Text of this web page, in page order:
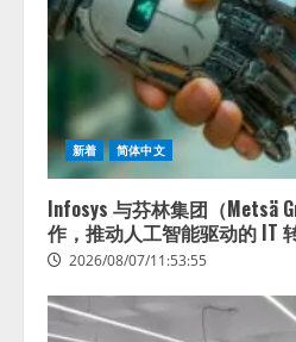
新着 简体中文
Infosys 与芬林集团（Metsä
作，推动人工智能驱动的 IT
2026/08/07/11:53:55